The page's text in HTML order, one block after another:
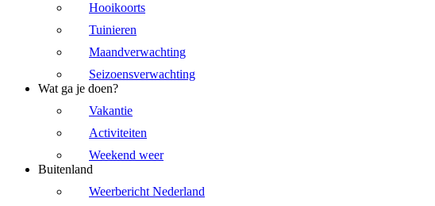
Hooikoorts
Tuinieren
Maandverwachting
Seizoensverwachting
Wat ga je doen?
Vakantie
Activiteiten
Weekend weer
Buitenland
Weerbericht Nederland